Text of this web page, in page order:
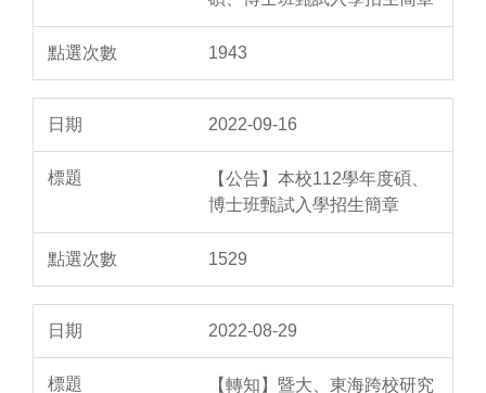
1943
2022-09-16
【公告】本校112學年度碩、
博士班甄試入學招生簡章
1529
2022-08-29
【轉知】暨大、東海跨校研究